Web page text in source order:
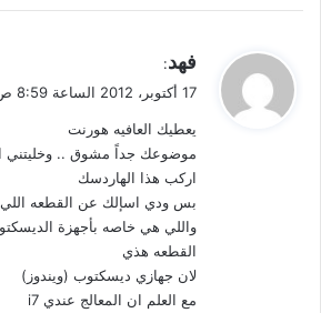
ي
ل
فهد:
17 أكتوبر، 2012 الساعة 8:59 ص
يعطيك العافيه هورنت
موضوعك جداً مشوق .. وخليتني
اركب هذا الهاردسك
بس ودي اسإلك عن القطعه اللي
واللي هي خاصه بأجهزة
القطعه هذي
لان جهازي ديسكتوب (ويندوز)
مع العلم ان المعالج عندي i7